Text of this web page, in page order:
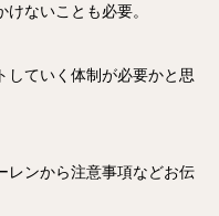
ないことも必要。
していく体制が必要かと思
レンから注意事項などお伝